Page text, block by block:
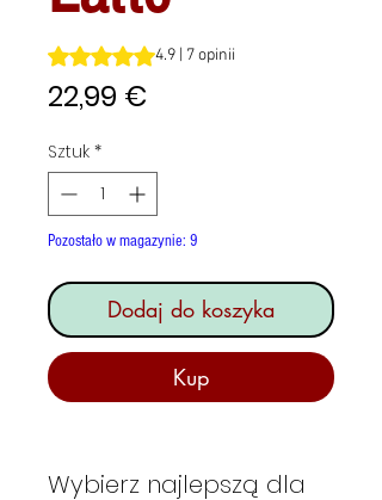
Ocena to 4.9 na pięć gwiazdek na
4.9 | 7 opinii
22,99 €
Sztuk *
Pozostało w magazynie: 9
Dodaj do koszyka
Kup
Wybierz najlepszą dla